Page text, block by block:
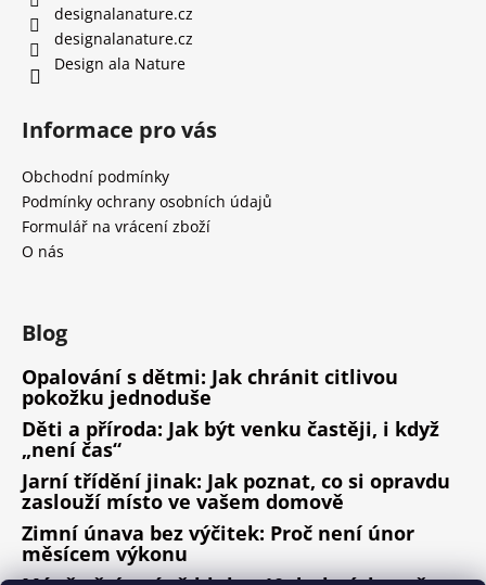
designalanature.cz
designalanature.cz
Design ala Nature
Informace pro vás
Obchodní podmínky
Podmínky ochrany osobních údajů
Formulář na vrácení zboží
O nás
Blog
Opalování s dětmi: Jak chránit citlivou
pokožku jednoduše
Děti a příroda: Jak být venku častěji, i když
„není čas“
Jarní třídění jinak: Jak poznat, co si opravdu
zaslouží místo ve vašem domově
Zimní únava bez výčitek: Proč není únor
měsícem výkonu